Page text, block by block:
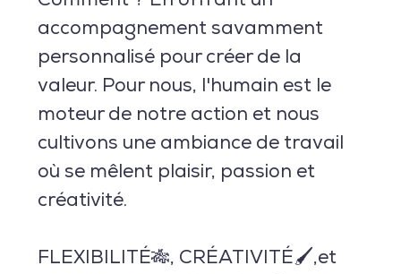
accompagnement savamment
personnalisé pour créer de la
valeur. Pour nous, l'humain est le
moteur de notre action et nous
cultivons une ambiance de travail
où se mêlent plaisir, passion et
créativité.
FLEXIBILITÉ🎋, CRÉATIVITÉ🖌,et